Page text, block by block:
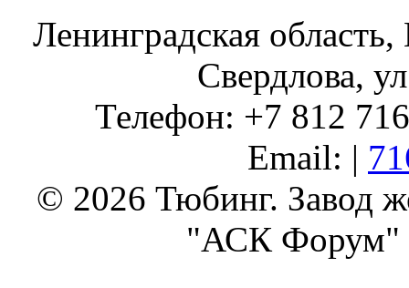
Ленинградская
Свердлова,
Телефон: +7 812
Email: |
© 2026 Тюбинг. Завод
"АСК Форум"